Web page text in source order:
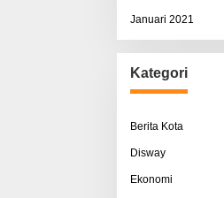
Januari 2021
Kategori
Berita Kota
Disway
Ekonomi